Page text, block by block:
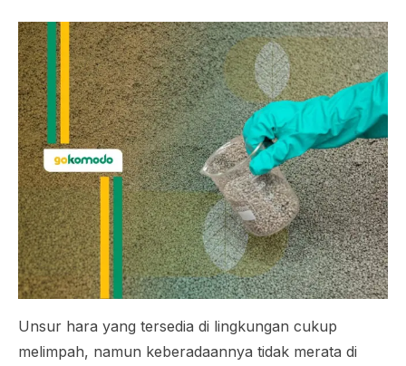
Unsur hara yang tersedia di lingkungan cukup
melimpah, namun keberadaannya tidak merata di